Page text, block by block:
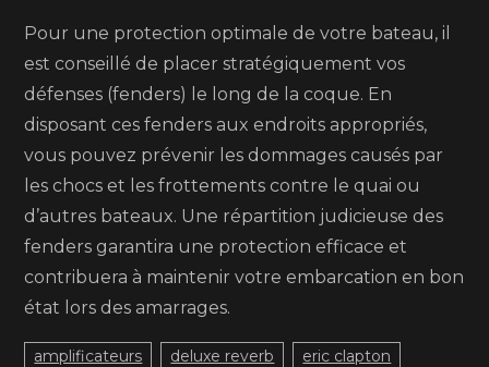
Pour une protection optimale de votre bateau, il
est conseillé de placer stratégiquement vos
défenses (fenders) le long de la coque. En
disposant ces fenders aux endroits appropriés,
vous pouvez prévenir les dommages causés par
les chocs et les frottements contre le quai ou
d’autres bateaux. Une répartition judicieuse des
fenders garantira une protection efficace et
contribuera à maintenir votre embarcation en bon
état lors des amarrages.
amplificateurs deluxe reverb eric clapton